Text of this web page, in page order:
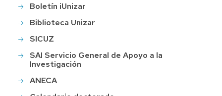
Boletín iUnizar
Biblioteca Unizar
SICUZ
SAI Servicio General de Apoyo a la
Investigación
ANECA